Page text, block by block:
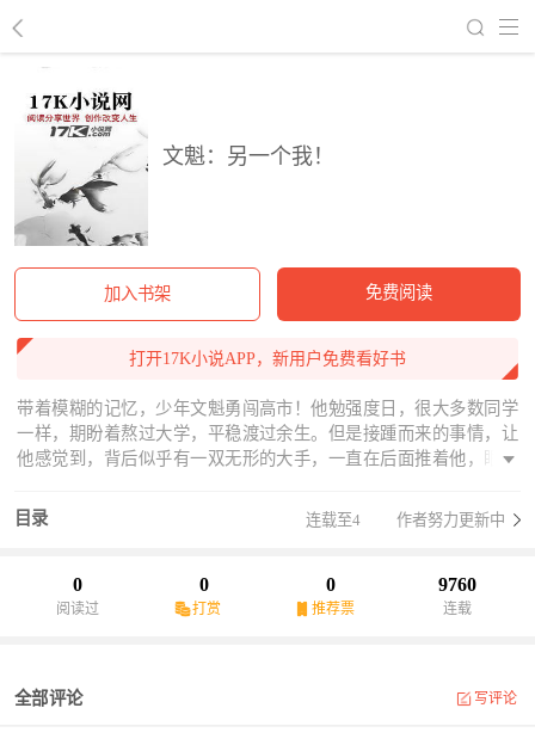
文魁：另一个我！
加入书架 免费阅读
打开17K小说APP，新用户免费看好书
带着模糊的记忆，少年文魁勇闯高市！他勉强度日，很大多数同学
一样，期盼着熬过大学，平稳渡过余生。但是接踵而来的事情，让
他感觉到，背后似乎有一双无形的大手，一直在后面推着他，眼前
的生活，但是现实却将他一次次推向风口浪尖！似乎有一个商业帝
目录 连载至4 作者努力更新中
0
阅读过
0
打赏
0
推荐票
9760
连载
全部评论 写评论